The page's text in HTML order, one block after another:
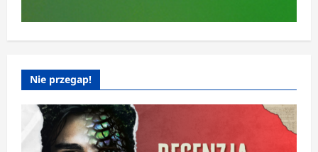
Nie przegap!